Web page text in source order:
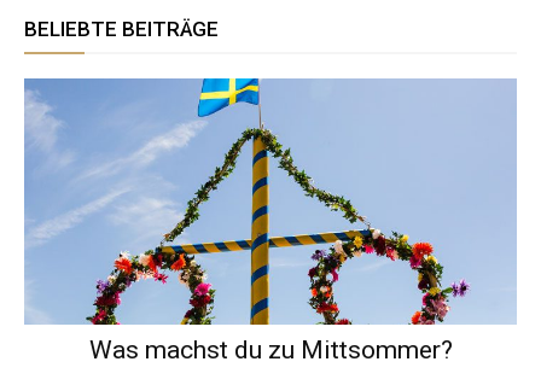
BELIEBTE BEITRÄGE
Was machst du zu Mittsommer?